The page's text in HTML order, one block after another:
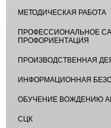
МЕТОДИЧЕСКАЯ РАБОТА
ПРОФЕССИОНАЛЬНОЕ
ПРОФОРИЕНТАЦИЯ
ПРОИЗВОДСТВЕННАЯ
ИНФОРМАЦИОННАЯ
ОБУЧЕНИЕ ВОЖДЕНИЮ
СЦК